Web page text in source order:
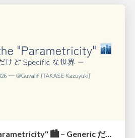
Welcome to the "Parametricity" 🏙️ − Generic だけど Specific な世界 −